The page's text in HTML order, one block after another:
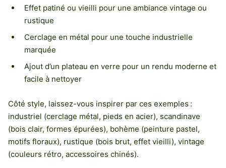
Effet patiné ou vieilli pour une ambiance vintage ou
rustique
Cerclage en métal pour une touche industrielle
marquée
Ajout d’un plateau en verre pour un rendu moderne et
facile à nettoyer
Côté style, laissez-vous inspirer par ces exemples :
industriel (cerclage métal, pieds en acier), scandinave
(bois clair, formes épurées), bohème (peinture pastel,
motifs floraux), rustique (bois brut, effet vieilli), vintage
(couleurs rétro, accessoires chinés).